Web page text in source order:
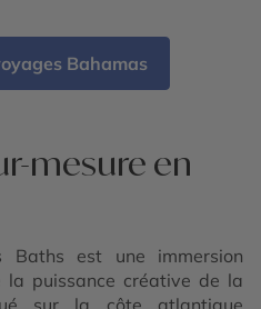
Bahamas
mesure en
Baths est une immersion
puissance créative de la
sur la côte atlantique